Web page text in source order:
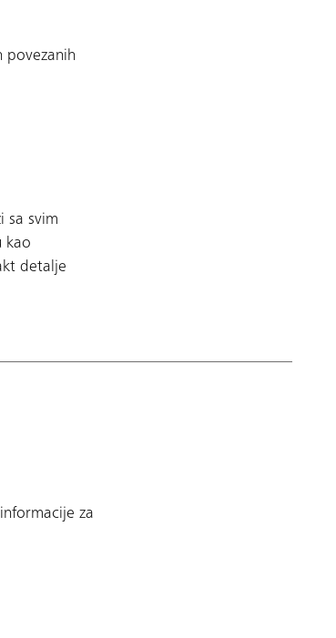
povezanih
sa svim
kao
detalje
za